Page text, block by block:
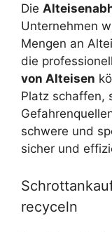
Die
Unternehmen
Mengen an
die
von Alteisen
Platz schaffen,
schwere und
sicher und
recyceln